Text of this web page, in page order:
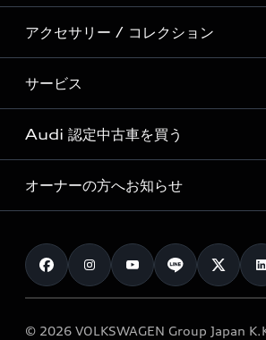
Audi Sport
Formula 1®
デジタルサービス
新車在庫検索
試乗車・展示車検索
見積り依頼
試乗予約
モデル一覧
特別仕様モデル / 限定モデル
e-tronラインアップ
価格シミュレーション
車両比較
カタログ一覧
アクセサリー / コレクション
純正アクセサリー
オンラインショップ
Audi collection
アウディナビアプリ
サービス
サービス入庫予約
サービスプログラム
メンテナンス
車検 / 定期点検
e-tronアフターサポート
Audi 認定中古車を買う
Audi認定中古車
クオリティ
保証
メンテナンス
オーナーの方へお知らせ
お知らせ
オーナー様向けキャンペーン
© 2026 VOLKSWAGEN Group Japan